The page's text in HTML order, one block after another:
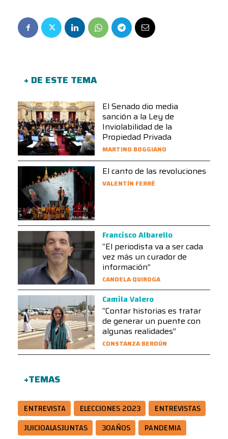
+ DE ESTE TEMA
El Senado dio media
sanción a la Ley de
Inviolabilidad de la
Propiedad Privada
MARTINO BOGGIANO
El canto de las revoluciones
VALENTÍN FERRÉ
Francisco Albarello
“El periodista va a ser cada
vez más un curador de
información”
CANDELA QUIROGA
Camila Valero
“Contar historias es tratar
de generar un puente con
algunas realidades”
CONSTANZA BERDÚN
+TEMAS
ENTREVISTA ELECCIONES 2023
ENTREVISTAS
JUICIOALASJUNTAS
30AÑOS
PANDEMIA